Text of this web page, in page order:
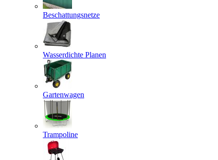
Beschattungsnetze
Wasserdichte Planen
Gartenwagen
Trampoline